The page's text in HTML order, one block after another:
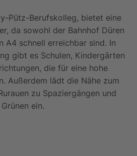
Pütz-Berufskolleg, bietet eine
da sowohl der Bahnhof Düren
A4 schnell erreichbar sind. In
gibt es Schulen, Kindergärten
die für eine hohe
Außerdem lädt die Nähe zum
zu Spaziergängen und
ein.